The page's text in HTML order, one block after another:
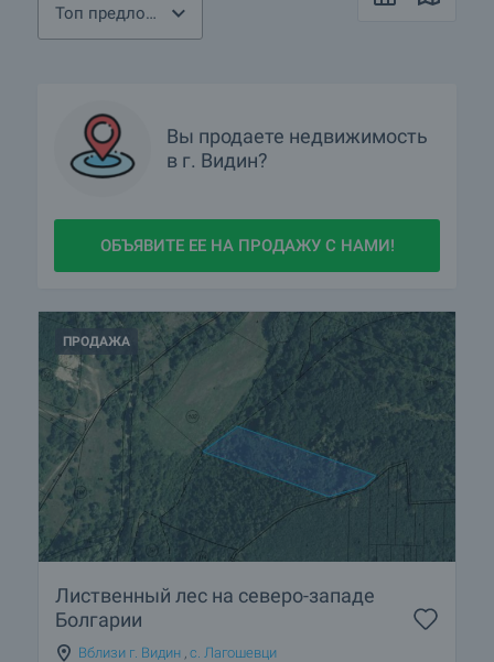
Топ предложения
Вы продаете недвижимость
в г. Видин?
ОБЪЯВИТЕ ЕЕ НА ПРОДАЖУ С НАМИ!
ПРОДАЖА
Лиственный лес на северо-западе
Болгарии
Вблизи г. Видин с. Лагошевци